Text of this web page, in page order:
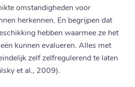
omstandigheden voor
herkennen. En begrijpen dat
hebben waarmee ze het
kunnen evalueren. Alles met
zelf zelfregulerend te laten
et al., 2009).